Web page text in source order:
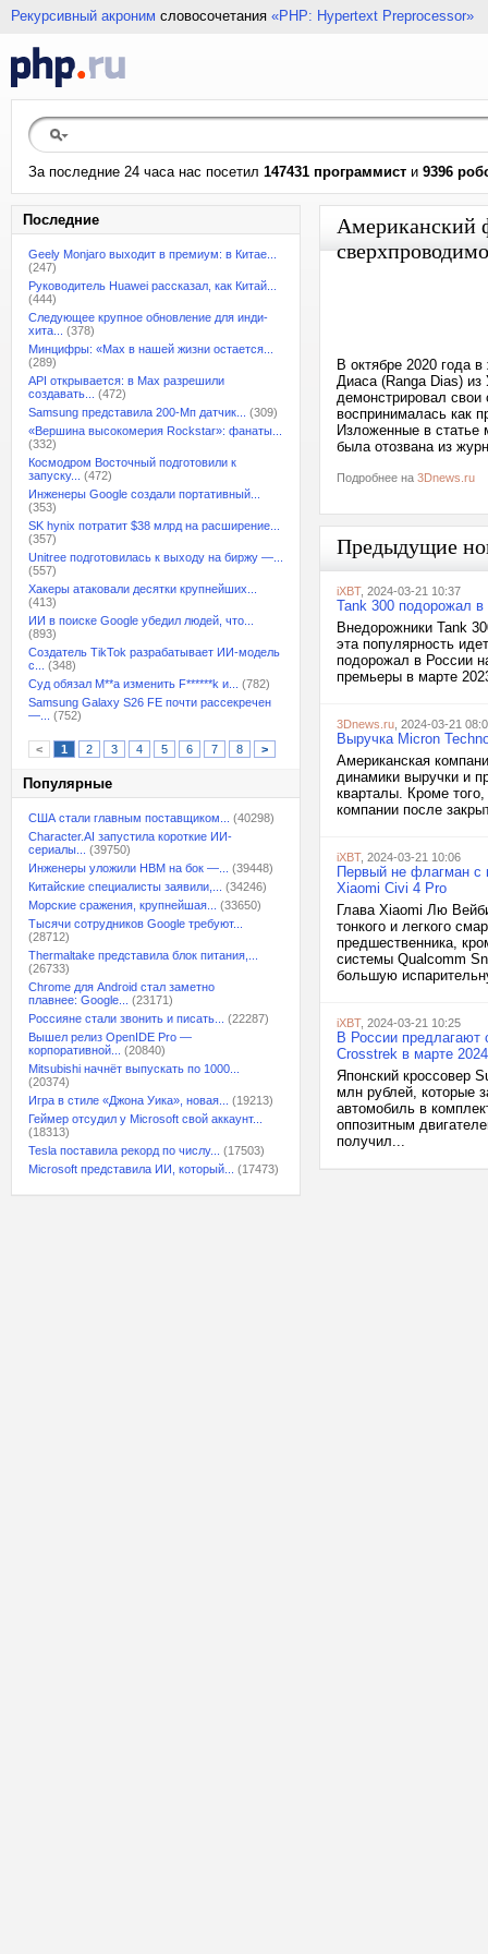
Рекурсивный акроним словосочетания «PHP: Hypertext Preprocessor»
За последние 24 часа нас посетил 147431 программист и 9396
Последние
Geely Monjaro выходит в премиум: в Китае...
(247)
Руководитель Huawei рассказал, как Китай...
(444)
Следующее крупное обновление для инди-
хита...
(378)
Минцифры: «Max в нашей жизни остается...
(289)
API открывается: в Max разрешили
создавать...
(472)
Samsung представила 200-Мп датчик...
(309)
«Вершина высокомерия Rockstar»: фанаты...
(332)
Космодром Восточный подготовили к
запуску...
(472)
Инженеры Google создали портативный...
(353)
SK hynix потратит $38 млрд на расширение...
(357)
Unitree подготовилась к выходу на биржу —...
(557)
Хакеры атаковали десятки крупнейших...
(413)
ИИ в поиске Google убедил людей, что...
(893)
Создатель TikTok разрабатывает ИИ-модель
с...
(348)
Суд обязал M**a изменить F******k и...
(782)
Samsung Galaxy S26 FE почти рассекречен
—...
(752)
< 1 2 3 4 5 6 7 8 >
Популярные
США стали главным поставщиком...
(40298)
Character.AI запустила короткие ИИ-
сериалы...
(39750)
Инженеры уложили HBM на бок —...
(39448)
Китайские специалисты заявили,...
(34246)
Морские сражения, крупнейшая...
(33650)
Тысячи сотрудников Google требуют...
(28712)
Thermaltake представила блок питания,...
(26733)
Chrome для Android стал заметно
плавнее: Google...
(23171)
Россияне стали звонить и писать...
(22287)
Вышел релиз OpenIDE Pro —
корпоративной...
(20840)
Mitsubishi начнёт выпускать по 1000...
(20374)
Игра в стиле «Джона Уика», новая...
(19213)
Геймер отсудил у Microsoft свой аккаунт...
(18313)
Tesla поставила рекорд по числу...
(17503)
Microsoft представила ИИ, который...
(17473)
Американский
В октябре 2020 года
Диаса (Ranga Dias) из
демонстрировал свои
воспринималась как
Изложенные в статье
была отозвана из
Подробнее на 3Dnews.ru
Предыдущие
iXBT, 2024-03-21 10:37
Tank 300 подорожал
Внедорожники Tank
эта популярность
подорожал в России
премьеры в марте
3Dnews.ru , 2024-03-21
Выручка Micron
Американская
динамики выручки и
кварталы. Кроме
компании после
iXBT, 2024-03-21 10:06
Первый не флагман с
Xiaomi Civi 4 Pro
Глава Xiaomi Лю
тонкого и легкого
предшественника,
системы Qualcomm
большую
iXBT, 2024-03-21 10:25
В России предлагают
Crosstrek в марте
Японский кроссовер
млн рублей, которые
автомобиль в
оппозитным
получил...